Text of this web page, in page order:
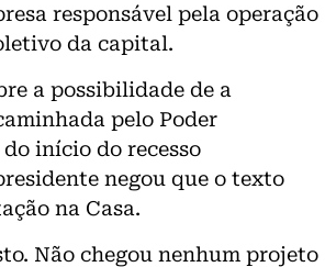
responsável pela operação
da capital.
a possibilidade de a
pelo Poder
início do recesso
negou que o texto
na Casa.
Não chegou nenhum projeto